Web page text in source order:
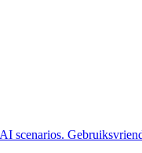
scenarios.